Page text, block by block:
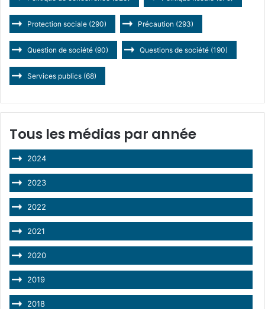
Protection sociale (290) Précaution (293)
Question de société (90) Questions de société (190)
Services publics (68)
Tous les médias par année
2024
2023
2022
2021
2020
2019
2018